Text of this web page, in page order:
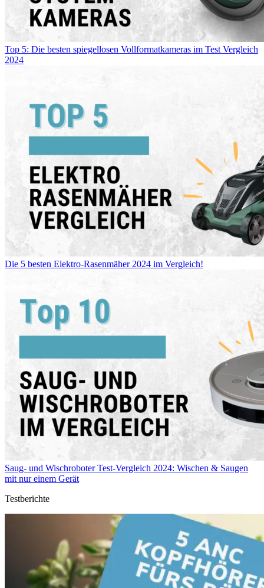
Top 5: Die besten spiegellosen Vollformatkameras im Test Vergleich
2024
Die 5 besten Elektro-Rasenmäher 2024 im Vergleich!
Saug- und Wischroboter Test-Vergleich 2024: Wischen & Saugen
mit nur einem Gerät
Testberichte